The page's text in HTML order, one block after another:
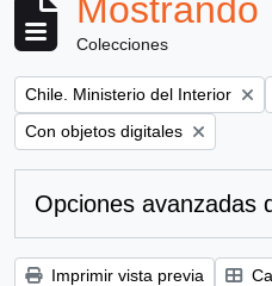
Mostrando
Colecciones
Remove filter:
Chile. Ministerio del Interior
Remove filter:
Con objetos digitales
Opciones avanzadas
Imprimir vista previa